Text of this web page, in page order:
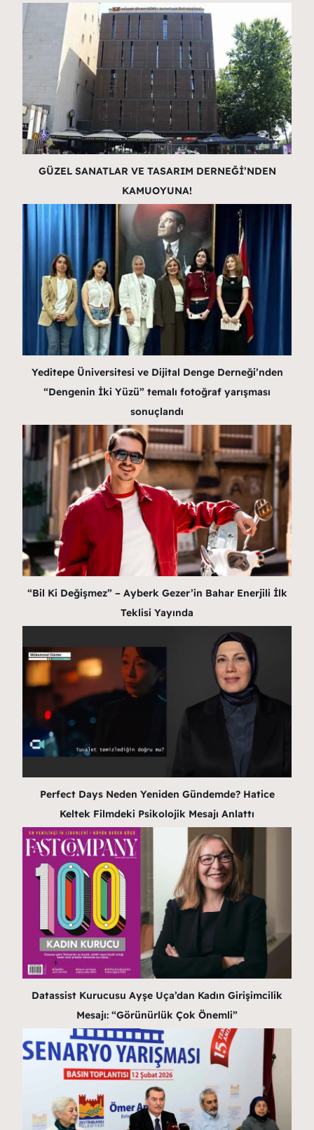
GÜZEL SANATLAR VE TASARIM DERNEĞİ’NDEN
KAMUOYUNA!
Yeditepe Üniversitesi ve Dijital Denge Derneği’nden
“Dengenin İki Yüzü” temalı fotoğraf yarışması
sonuçlandı
“Bil Ki Değişmez” – Ayberk Gezer’in Bahar Enerjili İlk
Teklisi Yayında
Perfect Days Neden Yeniden Gündemde? Hatice
Keltek Filmdeki Psikolojik Mesajı Anlattı
Datassist Kurucusu Ayşe Uça’dan Kadın Girişimcilik
Mesajı: “Görünürlük Çok Önemli”